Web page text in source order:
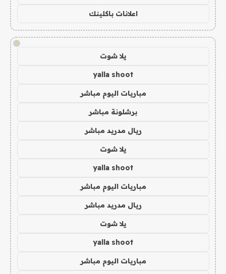
اعلانات باكلينك
!
يلا شوت
yalla shoot
مباريات اليوم مباشر
برشلونة مباشر
ريال مدريد مباشر
يلا شوت
yalla shoot
مباريات اليوم مباشر
ريال مدريد مباشر
يلا شوت
yalla shoot
مباريات اليوم مباشر